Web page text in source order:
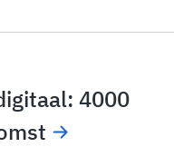
4000